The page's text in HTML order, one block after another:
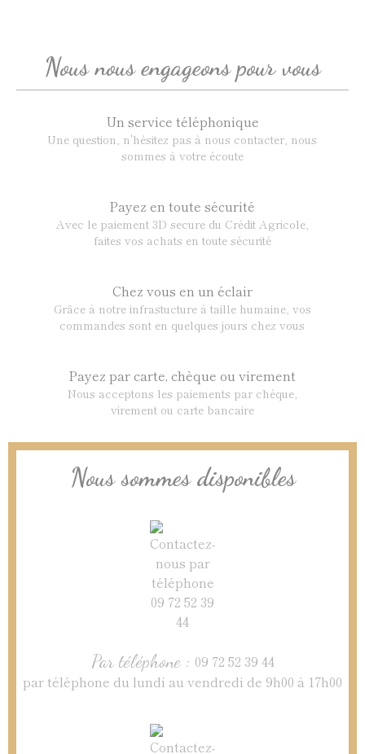
Nous nous engageons pour vous
Un service téléphonique
Une question, n'hésitez pas à nous contacter, nous
sommes à votre écoute
Payez en toute sécurité
Avec le paiement 3D secure du Crédit Agricole,
faites vos achats en toute sécurité
Chez vous en un éclair
Grâce à notre infrastucture à taille humaine, vos
commandes sont en quelques jours chez vous
Payez par carte, chèque ou virement
Nous acceptons les paiements par chèque,
virement ou carte bancaire
Nous sommes disponibles
Par téléphone : 09 72 52 39 44
par téléphone du lundi au vendredi de 9h00 à 17h00